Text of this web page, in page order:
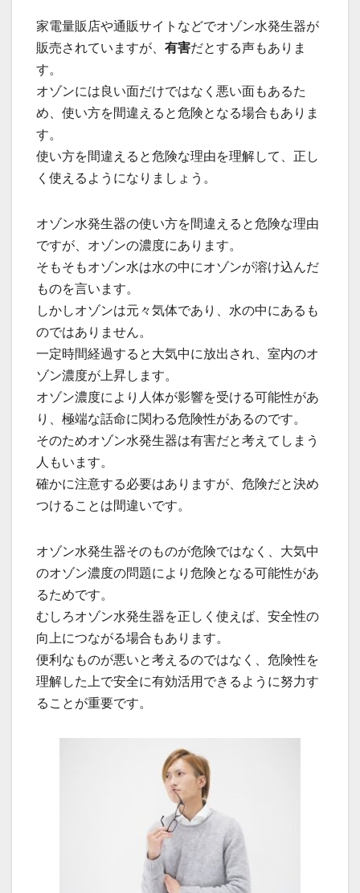
家電量販店や通販サイトなどでオゾン水発生器が
販売されていますが、 有害だとする声もありま
す。
オゾンには良い面だけではなく悪い面もあるた
め、使い方を間違えると危険となる場合もありま
す。
使い方を間違えると危険な理由を理解して、正し
く使えるようになりましょう。
オゾン水発生器の使い方を間違えると危険な理由
ですが、オゾンの濃度にあります。
そもそもオゾン水は水の中にオゾンが溶け込んだ
ものを言います。
しかしオゾンは元々気体であり、水の中にあるも
のではありません。
一定時間経過すると大気中に放出され、室内のオ
ゾン濃度が上昇します。
オゾン濃度により人体が影響を受ける可能性があ
り、極端な話命に関わる危険性があるのです。
そのためオゾン水発生器は有害だと考えてしまう
人もいます。
確かに注意する必要はありますが、危険だと決め
つけることは間違いです。
オゾン水発生器そのものが危険ではなく、大気中
のオゾン濃度の問題により危険となる可能性があ
るためです。
むしろオゾン水発生器を正しく使えば、安全性の
向上につながる場合もあります。
便利なものが悪いと考えるのではなく、危険性を
理解した上で安全に有効活用できるように努力す
ることが重要です。